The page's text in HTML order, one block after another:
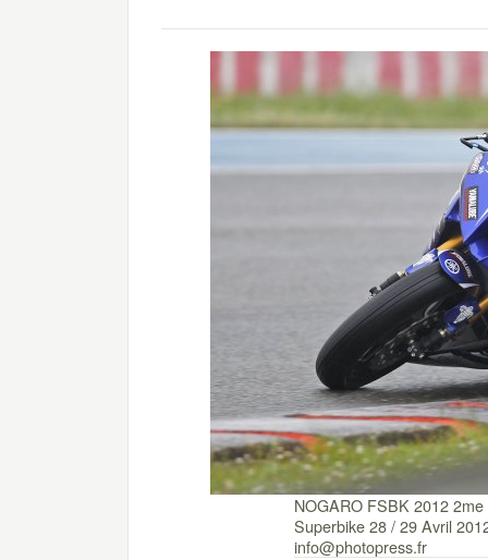
NOGARO FSBK 2012
Superbike 28 / 29 Avril
info@photopress.fr